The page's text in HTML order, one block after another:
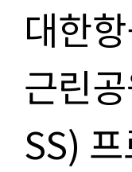
대한
근린
SS)